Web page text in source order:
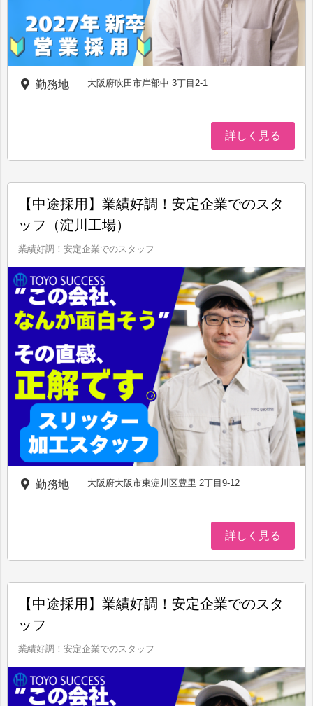
勤務地 大阪府吹田市岸部中 3丁目2-1
詳しく見る
【中途採用】業績好調！安定企業でのスタ
ッフ（淀川工場）
業績好調！安定企業でのスタッフ
勤務地 大阪府大阪市東淀川区豊里 2丁目9-12
詳しく見る
【中途採用】業績好調！安定企業でのスタ
ッフ
業績好調！安定企業でのスタッフ